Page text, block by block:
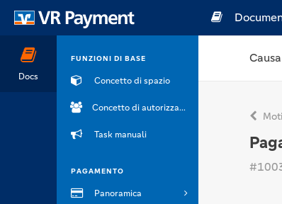
Docs
FUNZIONI DI BASE
Concetto di spazio
Concetto di autorizzazione
Task manuali
PAGAMENTO
Panoramica